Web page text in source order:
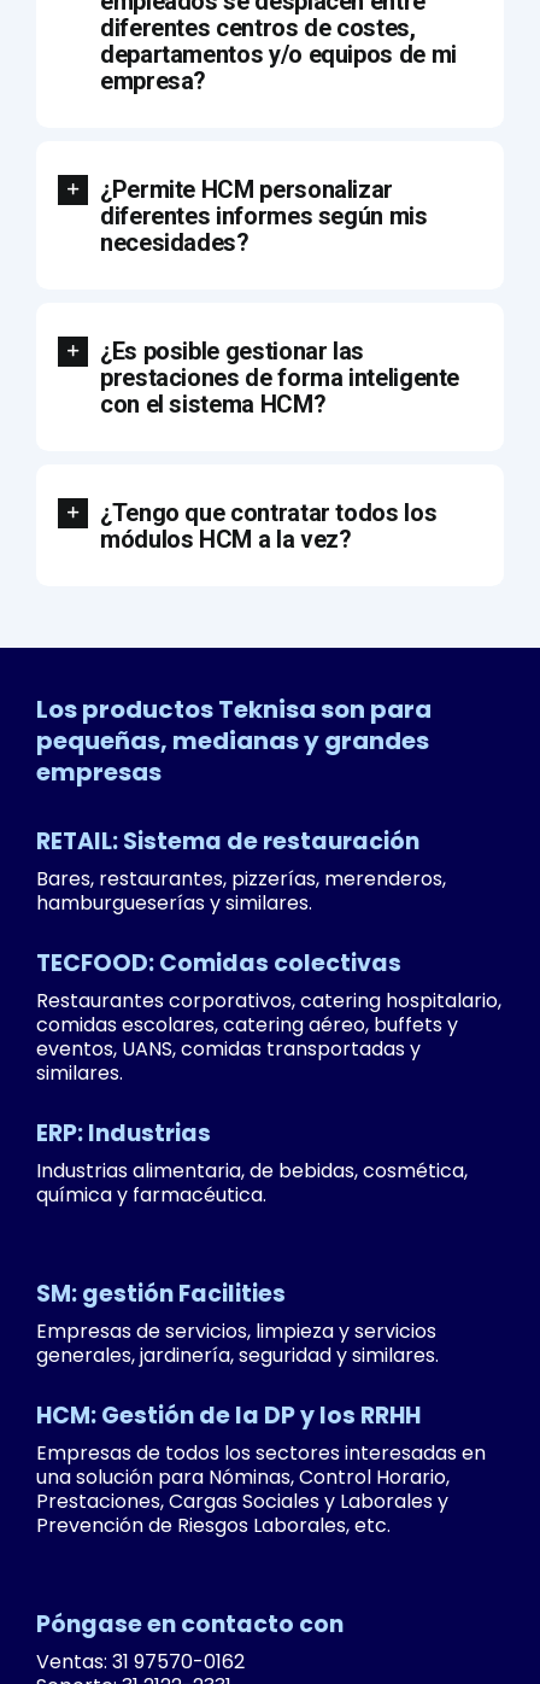
diferentes centros de costes,
departamentos y/o equipos de mi
empresa?
¿Permite HCM personalizar
diferentes informes según mis
necesidades?
¿Es posible gestionar las
prestaciones de forma inteligente
con el sistema HCM?
¿Tengo que contratar todos los
módulos HCM a la vez?
Los productos Teknisa son para
pequeñas, medianas y grandes
empresas
RETAIL: Sistema de restauración
Bares, restaurantes, pizzerías, merenderos,
hamburgueserías y similares.
TECFOOD: Comidas colectivas
Restaurantes corporativos, catering hospitalario,
comidas escolares, catering aéreo, buffets y
eventos, UANS, comidas transportadas y
similares.
ERP: Industrias
Industrias alimentaria, de bebidas, cosmética,
química y farmacéutica.
SM: gestión Facilities
Empresas de servicios, limpieza y servicios
generales, jardinería, seguridad y similares.
HCM: Gestión de la DP y los RRHH
Empresas de todos los sectores interesadas en
una solución para Nóminas, Control Horario,
Prestaciones, Cargas Sociales y Laborales y
Prevención de Riesgos Laborales, etc.
Póngase en contacto con
Ventas: 31 97570-0162